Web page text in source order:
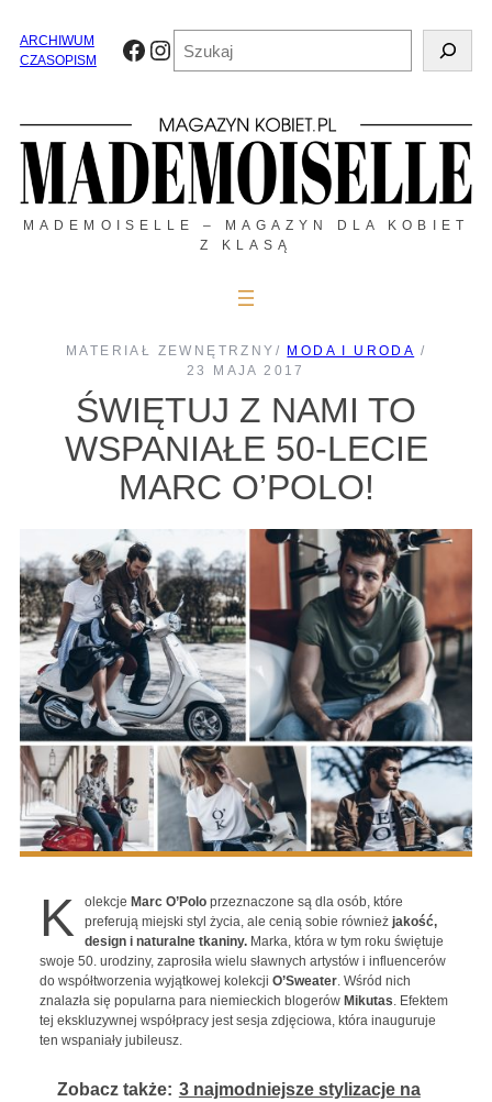
treściARCHIWUM
CZASOPISM
Facebook
Instagram
MADEMOISELLE – MAGAZYN DLA KOBIET
Z KLASĄ
MATERIAŁ ZEWNĘTRZNY / MODA I URODA /
23 MAJA 2017
ŚWIĘTUJ Z NAMI TO
WSPANIAŁE 50-LECIE
MARC O’POLO!
K olekcjeMarc O’Poloprzeznaczone są dla osób, które
preferują miejski styl życia, ale cenią sobie równieżjakość,
design i naturalne tkaniny. Marka, która w tym roku świętuje
swoje 50. urodziny, zaprosiła wielu sławnych artystów i influencerów
do współtworzenia wyjątkowej kolekcji O’Sweater. Wśród nich
znalazła się popularna para niemieckich blogerów Mikutas . Efektem
tej ekskluzywnej współpracy jest sesja zdjęciowa, która inauguruje
ten wspaniały jubileusz.
Zobacz także: 3 najmodniejsze stylizacje na